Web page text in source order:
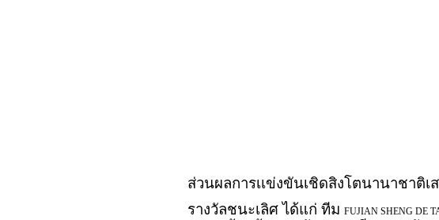
ส่วนผลการเเข่งขันเชิดสิงโตนานาชาติเ
รางวัลชนะเลิศ ได้แก่ ทีม FUJIAN SHENG DE